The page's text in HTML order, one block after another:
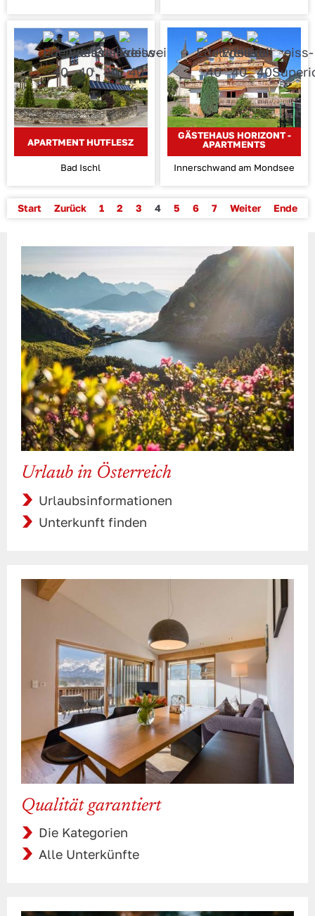
APARTMENT HUTFLESZ
Bad Ischl
GÄSTEHAUS HORIZONT -
APARTMENTS
Innerschwand am Mondsee
Start Zurück 1 2 3 4 5 6 7 Weiter Ende
Urlaub in Österreich
Urlaubsinformationen
Unterkunft finden
Qualität garantiert
Die Kategorien
Alle Unterkünfte